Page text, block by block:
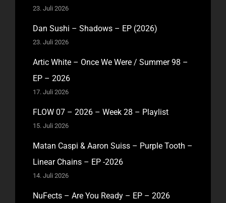
23. Juli 2026
Dan Sushi – Shadows – EP (2026)
23. Juli 2026
Artic White – Once We Were / Summer 98 –
EP – 2026
17. Juli 2026
FLOW 07 – 2026 – Week 28 – Playlist
15. Juli 2026
Matan Caspi & Aaron Suiss – Purple Tooth –
Linear Chains – EP -2026
14. Juli 2026
NuFects – Are You Ready – EP – 2026